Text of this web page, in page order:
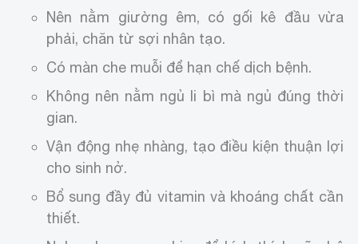
Nên nằm giường êm, có gối kê đầu vừa
phải, chăn từ sợi nhân tạo.
Có màn che muỗi để hạn chế dịch bệnh.
Không nên nằm ngủ li bì mà ngủ đúng thời
gian.
Vận động nhẹ nhàng, tạo điều kiện thuận lợi
cho sinh nở.
Bổ sung đầy đủ vitamin và khoáng chất cần
thiết.